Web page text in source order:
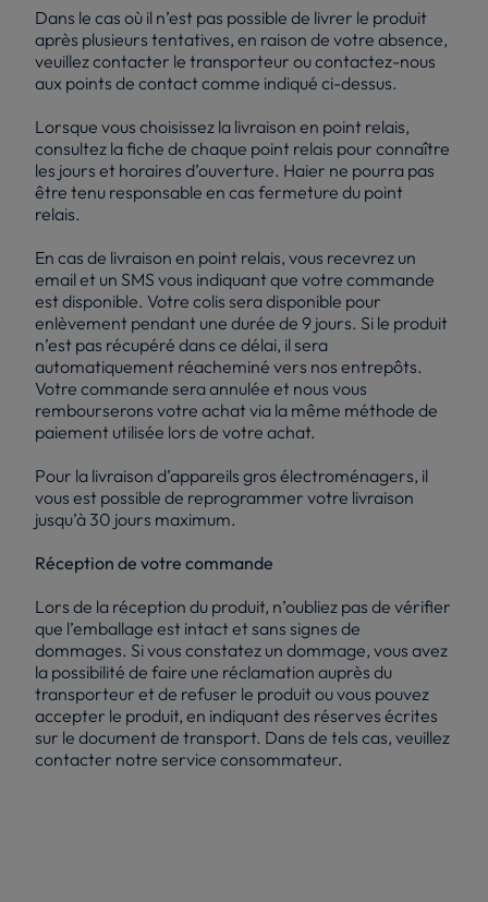
Dans le cas où il n’est pas possible de livrer le produit
après plusieurs tentatives, en raison de votre absence,
veuillez contacter le transporteur ou contactez-nous
aux points de contact comme indiqué ci-dessus.
Lorsque vous choisissez la livraison en point relais,
consultez la fiche de chaque point relais pour connaître
les jours et horaires d’ouverture. Haier ne pourra pas
être tenu responsable en cas fermeture du point
relais.
En cas de livraison en point relais, vous recevrez un
email et un SMS vous indiquant que votre commande
est disponible. Votre colis sera disponible pour
enlèvement pendant une durée de 9 jours. Si le produit
n’est pas récupéré dans ce délai, il sera
automatiquement réacheminé vers nos entrepôts.
Votre commande sera annulée et nous vous
rembourserons votre achat via la même méthode de
paiement utilisée lors de votre achat.
Pour la livraison d’appareils gros électroménagers, il
vous est possible de reprogrammer votre livraison
jusqu’à 30 jours maximum.
Réception de votre commande
Lors de la réception du produit, n’oubliez pas de vérifier
que l’emballage est intact et sans signes de
dommages. Si vous constatez un dommage, vous avez
la possibilité de faire une réclamation auprès du
transporteur et de refuser le produit ou vous pouvez
accepter le produit, en indiquant des réserves écrites
sur le document de transport. Dans de tels cas, veuillez
contacter notre service consommateur.